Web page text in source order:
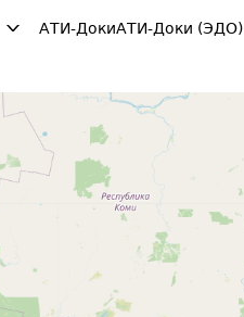
АТИ-ДокиАТИ-Доки (ЭДО)